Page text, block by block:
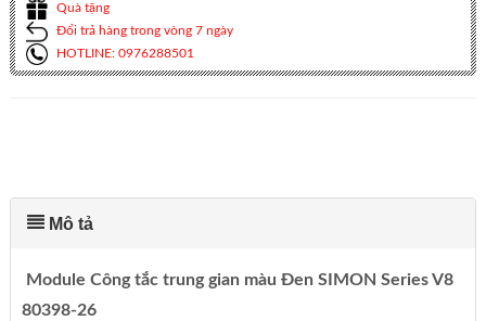
Quà tặng
Đổi trả hàng trong vòng 7 ngày
HOTLINE: 0976288501
Mô tả
Module Công tắc trung gian màu Đen SIMON Series V8
80398-26